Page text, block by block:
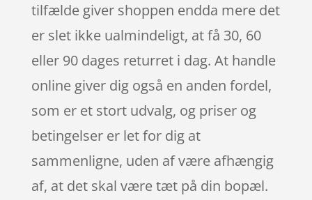
tilfælde giver shoppen endda mere det
er slet ikke ualmindeligt, at få 30, 60
eller 90 dages returret i dag. At handle
online giver dig også en anden fordel,
som er et stort udvalg, og priser og
betingelser er let for dig at
sammenligne, uden af være afhængig
af, at det skal være tæt på din bopæl.